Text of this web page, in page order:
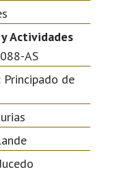
Actividades
AS
Principado de